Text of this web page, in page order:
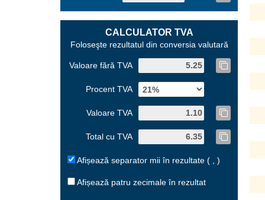
CALCULATOR TVA
Foloseşte rezultatul din conversia valutară
Valoare fără TVA
Procent TVA
Valoare TVA
Total cu TVA
Afișează separator mii în rezultate ( , )
Afișează patru zecimale în rezultat